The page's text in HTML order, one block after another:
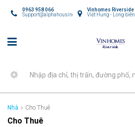
Vinhomes Riverside
Việt Hưng - Long biên
0963 958 066
Support@alphahousing.vn
Nhà Cho Thuê
Cho Thuê